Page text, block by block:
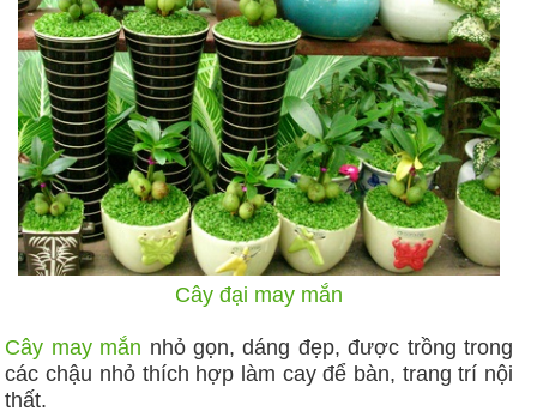
Cây đại may mắn
Cây may mắn nhỏ gọn, dáng đẹp, được trồng trong
các chậu nhỏ thích hợp làm cay để bàn, trang trí nội
thất.